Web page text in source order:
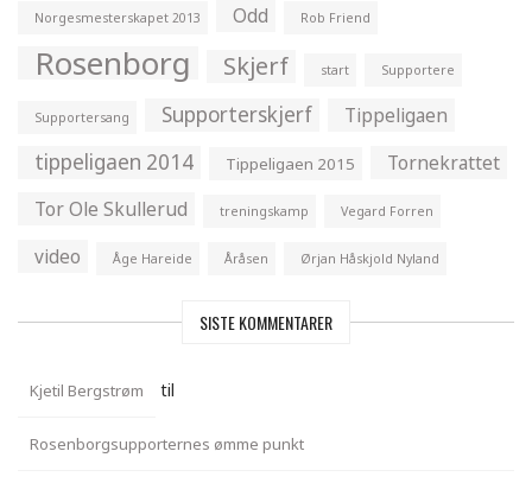
Norgesmesterskapet 2013 Odd Rob Friend
Rosenborg Skjerf start Supportere
Supportersang Supporterskjerf Tippeligaen
tippeligaen 2014 Tippeligaen 2015
Tornekrattet
Tor Ole Skullerud
treningskamp Vegard Forren
video Åge Hareide Åråsen Ørjan Håskjold Nyland
SISTE KOMMENTARER
Kjetil Bergstrøm til
Rosenborgsupporternes ømme punkt